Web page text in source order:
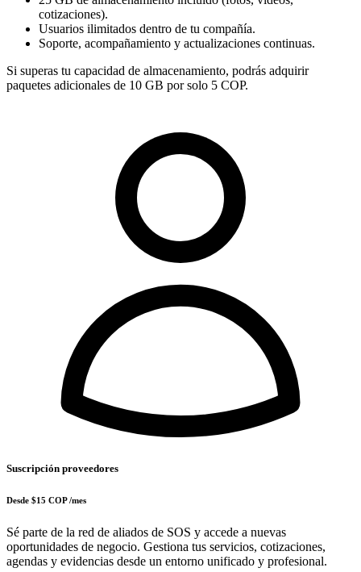
cotizaciones).
Usuarios ilimitados dentro de tu compañía.
Soporte, acompañamiento y actualizaciones continuas.
Si superas tu capacidad de almacenamiento, podrás adquirir
paquetes adicionales de 10 GB por solo 5 COP.
Suscripción proveedores
Desde $15 COP/mes
Sé parte de la red de aliados de SOS y accede a nuevas
oportunidades de negocio. Gestiona tus servicios, cotizaciones,
agendas y evidencias desde un entorno unificado y profesional.